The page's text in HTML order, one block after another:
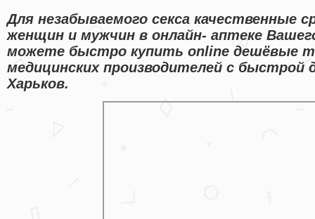
Для незабываемого секса качественные
женщин и мужчин в онлайн- аптеке
можете быстро купить online дешёвые
медицинских производителей с быстрой
Харьков.